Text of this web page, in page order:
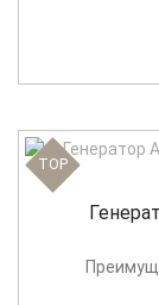
TOP